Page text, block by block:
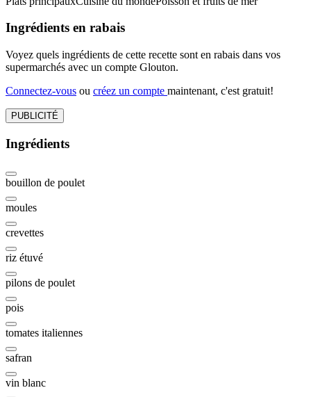
Ingrédients en rabais
Voyez quels ingrédients de cette recette sont en rabais dans vos
supermarchés avec un compte Glouton.
Connectez-vous ou créez un compte maintenant, c'est gratuit!
PUBLICITÉ
Ingrédients
bouillon de poulet
moules
crevettes
riz étuvé
pilons de poulet
pois
tomates italiennes
safran
vin blanc